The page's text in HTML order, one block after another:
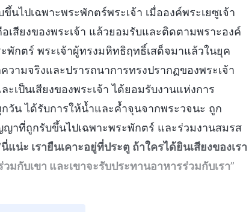
ไปเฉพาะพระพักตร์พระเจ้า เมื่อองค์พระเยซูเจ้า
สียงของพระเจ้า แล้วยอมรับและติดตามพราะองค์
พักตร์ พระเจ้าผู้ทรงมหิทธิฤทธิ์เสด็จมาแล้วในยุค
ามจริงและปรารถนาการทรงปรากฏของพระเจ้า
เป็นเสียงของพระเจ้า ได้ยอมรับงานแห่งการ
วัน ได้รับการให้น้ำและค้ำจุนจากพระวจนะ ถูก
าที่ถูกรับขึ้นไปเฉพาะพระพักตร์ และร่วมงานสมรส
นี่แน่ะ เรายืนเคาะอยู่ที่ประตู ถ้าใครได้ยินเสียงของเรา
มกับเขา และเขาจะรับประทานอาหารร่วมกับเรา”